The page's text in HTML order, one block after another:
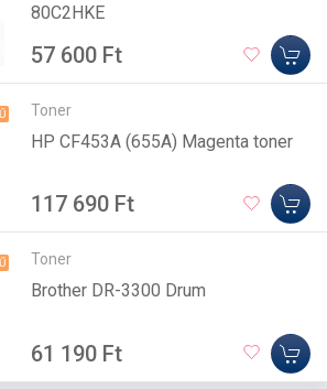
80C2HKE
57 600 Ft
Toner
HP CF453A (655A) Magenta toner
117 690 Ft
Toner
Brother DR-3300 Drum
61 190 Ft